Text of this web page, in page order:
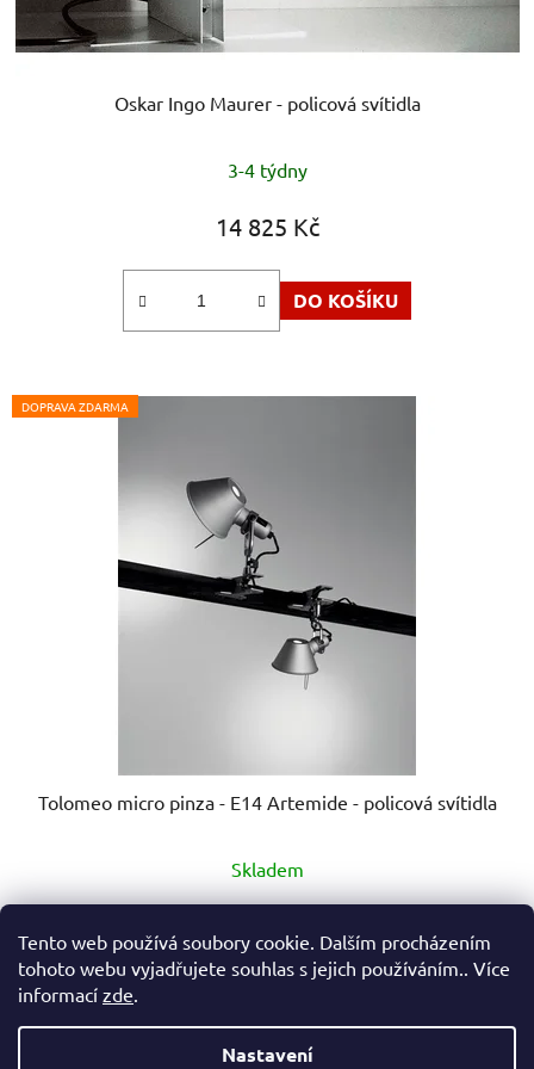
Tento web používá soubory cookie. Dalším procházením
tohoto webu vyjadřujete souhlas s jejich používáním.. Více
informací zde.
Nastavení
Oskar Ingo Maurer - policová svítidla
hodnocení
produktu
5,0
3-4 týdny
14 825 Kč
DO KOŠÍKU
DOPRAVA ZDARMA
Tolomeo micro pinza - E14 Artemide - policová svítidla
hodnocení
produktu
je
5,0
Skladem